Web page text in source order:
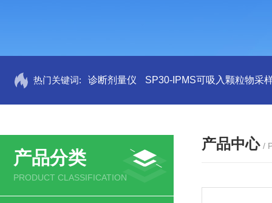
热门关键词: 诊断剂量仪 SP30-IPMS可吸入颗粒物采
产品分类
PRODUCT CLASSIFICATION
产品中心 /